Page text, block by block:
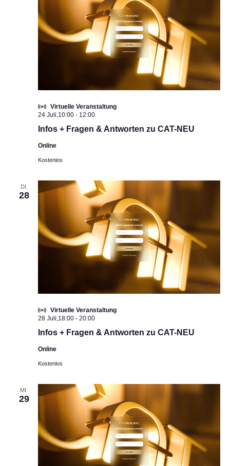
Infos + Fragen & Antworten zu CAT-NEU
24 Juli,10:00- 12:00
Online
Virtuelle Veranstaltung
Kostenlos
DI.
28
Infos + Fragen & Antworten zu CAT-NEU
28 Juli,18:00- 20:00
Online
Virtuelle Veranstaltung
Kostenlos
MI.
29